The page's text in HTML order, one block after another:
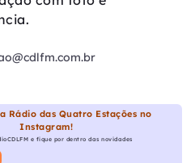
Rádio das Quatro Estações no
Instagram!
e fique por dentro das novidades